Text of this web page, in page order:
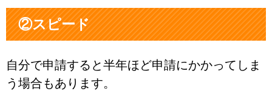
②スピード
自分で申請すると半年ほど申請にかかってしま
う場合もあります。